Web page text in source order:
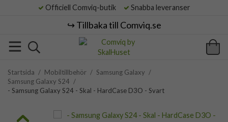
Officiell Comviq-butik Snabba leveranser
↪️ Tillbaka till Comviq.se
Startsida / Mobiltillbehör / Samsung Galaxy /
Samsung Galaxy S24 /
- Samsung Galaxy S24 - Skal - HardCase D3O - Svart